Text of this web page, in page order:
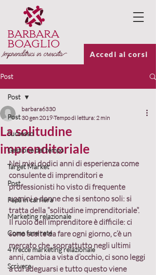
Accedi ai corsi
Post
Post
Successo
Gestione del tempo
Target Market
Post
Papà in carriera
Marketing relazionale
Come fare rete
4 frecce marketing relazionale
Scrivere
Post
La solitudine
imprenditoriale
barbara6330
30 gen 2019Tempo di lettura: 2 min
Nei miei dodici anni di esperienza come
consulente di imprenditori e
professionisti ho visto di frequente
uomini e donne che si sentono soli: si
tratta della “solitudine imprenditoriale”.
Il ruolo dell’imprenditore è difficile: ci
sono scelte da fare ogni giorno, c’è un
mercato che, soprattutto negli ultimi
anni, cambia a vista d’occhio, ci sono leggi
a cui adeguarsi e tutto questo viene